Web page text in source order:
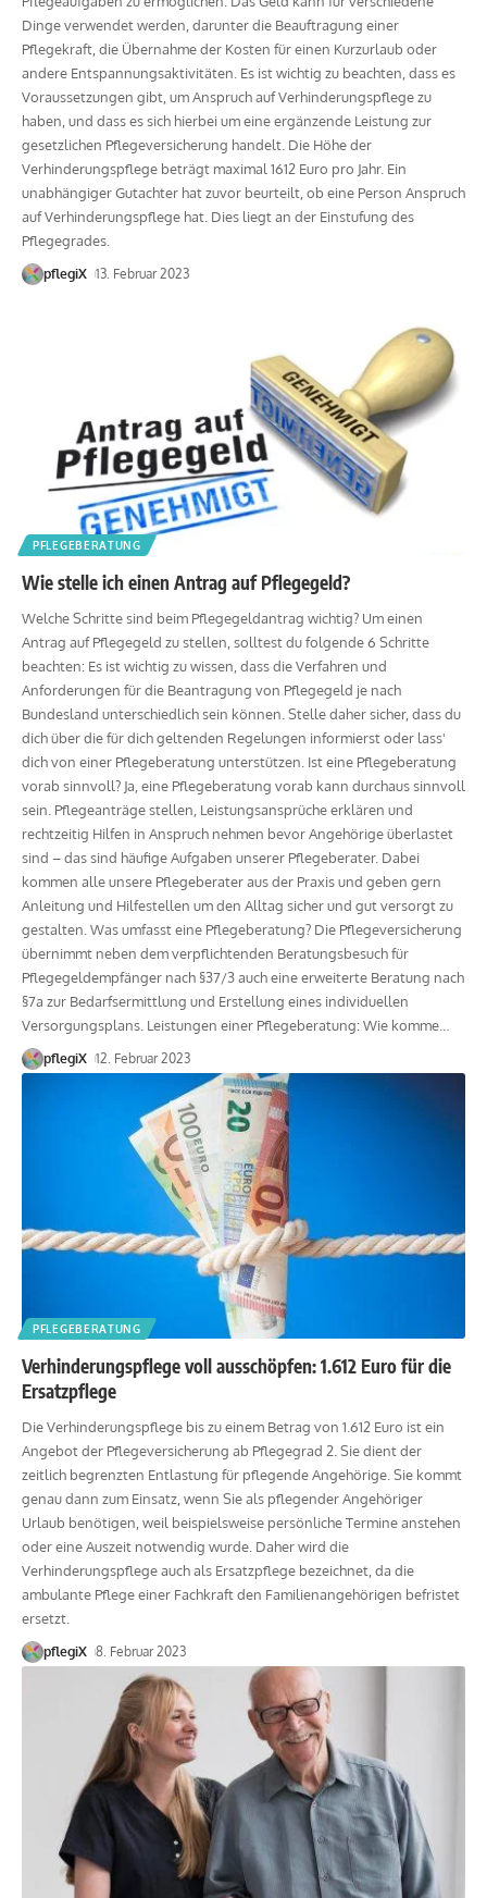
Dinge verwendet werden, darunter die Beauftragung einer
Pflegekraft, die Übernahme der Kosten für einen Kurzurlaub oder
andere Entspannungsaktivitäten. Es ist wichtig zu beachten, dass es
Voraussetzungen gibt, um Anspruch auf Verhinderungspflege zu
haben, und dass es sich hierbei um eine ergänzende Leistung zur
gesetzlichen Pflegeversicherung handelt. Die Höhe der
Verhinderungspflege beträgt maximal 1612 Euro pro Jahr. Ein
unabhängiger Gutachter hat zuvor beurteilt, ob eine Person Anspruch
auf Verhinderungspflege hat. Dies liegt an der Einstufung des
Pflegegrades.
pflegiX 13. Februar 2023
PFLEGEBERATUNG
Wie stelle ich einen Antrag auf Pflegegeld?
Welche Schritte sind beim Pflegegeldantrag wichtig? Um einen
Antrag auf Pflegegeld zu stellen, solltest du folgende 6 Schritte
beachten: Es ist wichtig zu wissen, dass die Verfahren und
Anforderungen für die Beantragung von Pflegegeld je nach
Bundesland unterschiedlich sein können. Stelle daher sicher, dass du
dich über die für dich geltenden Regelungen informierst oder lass'
dich von einer Pflegeberatung unterstützen. Ist eine Pflegeberatung
vorab sinnvoll? Ja, eine Pflegeberatung vorab kann durchaus sinnvoll
sein. Pflegeanträge stellen, Leistungsansprüche erklären und
rechtzeitig Hilfen in Anspruch nehmen bevor Angehörige überlastet
sind – das sind häufige Aufgaben unserer Pflegeberater. Dabei
kommen alle unsere Pflegeberater aus der Praxis und geben gern
Anleitung und Hilfestellen um den Alltag sicher und gut versorgt zu
gestalten. Was umfasst eine Pflegeberatung? Die Pflegeversicherung
übernimmt neben dem verpflichtenden Beratungsbesuch für
Pflegegeldempfänger nach §37/3 auch eine erweiterte Beratung nach
§7a zur Bedarfsermittlung und Erstellung eines individuellen
Versorgungsplans. Leistungen einer Pflegeberatung: Wie komme
pflegiX 12. Februar 2023
PFLEGEBERATUNG
Verhinderungspflege voll ausschöpfen: 1.612 Euro für die
Ersatzpflege
Die Verhinderungspflege bis zu einem Betrag von 1.612 Euro ist ein
Angebot der Pflegeversicherung ab Pflegegrad 2. Sie dient der
zeitlich begrenzten Entlastung für pflegende Angehörige. Sie kommt
genau dann zum Einsatz, wenn Sie als pflegender Angehöriger
Urlaub benötigen, weil beispielsweise persönliche Termine anstehen
oder eine Auszeit notwendig wurde. Daher wird die
Verhinderungspflege auch als Ersatzpflege bezeichnet, da die
ambulante Pflege einer Fachkraft den Familienangehörigen befristet
ersetzt.
pflegiX 8. Februar 2023